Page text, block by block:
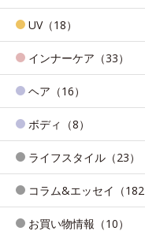
UV（18）
インナーケア（33）
ヘア（16）
ボディ（8）
ライフスタイル（23）
コラム&エッセイ（182
お買い物情報（10）